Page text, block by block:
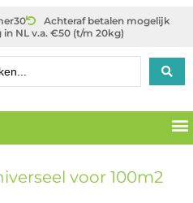
Achteraf betalen mogelijk
in NL v.a. €50 (t/m 20kg)
voor 100m2